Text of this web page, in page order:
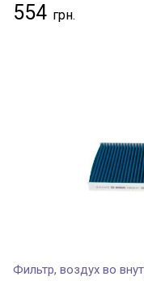
554
Фильтр, воздух во